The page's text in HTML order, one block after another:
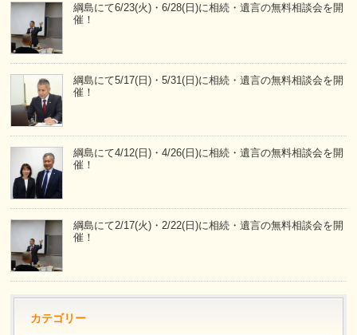
綱島にて6/23(火)・6/28(日)に相続・遺言の無料相談会を開
催！
綱島にて5/17(日)・5/31(日)に相続・遺言の無料相談会を開
催！
綱島にて4/12(日)・4/26(日)に相続・遺言の無料相談会を開
催！
綱島にて2/17(火)・2/22(日)に相続・遺言の無料相談会を開
催！
カテゴリー